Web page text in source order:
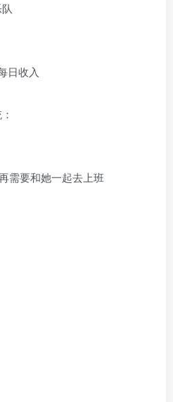
日收入
需要和她一起去上班